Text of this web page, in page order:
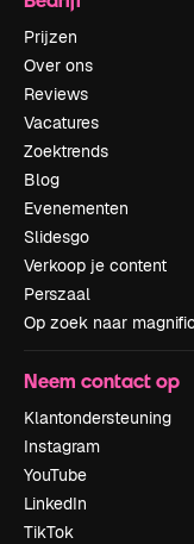
Prijzen
Over ons
Reviews
Vacatures
Zoektrends
Blog
Evenementen
Slidesgo
Verkoop je content
Perszaal
Op zoek naar
Neem contact op
Klantondersteuning
Instagram
YouTube
LinkedIn
TikTok